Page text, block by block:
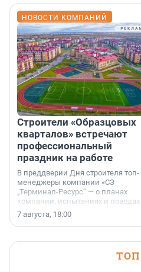
НОВОСТИ КОМПАНИЙ
Строители «Образцовых
кварталов» встречают
профессиональный
праздник на работе
В преддверии Дня строителя топ-
менеджеры компании «СЗ
„Терминал-Ресурс“ — о планах
компании, испытаниях и поводах
осторожного оптимизма.
7 августа, 18:00
ТОП